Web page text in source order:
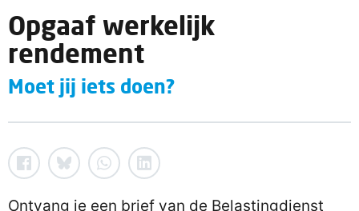
Opgaaf werkelijk
rendement
Moet jij iets doen?
Ontvang je een brief van de Belastingdienst